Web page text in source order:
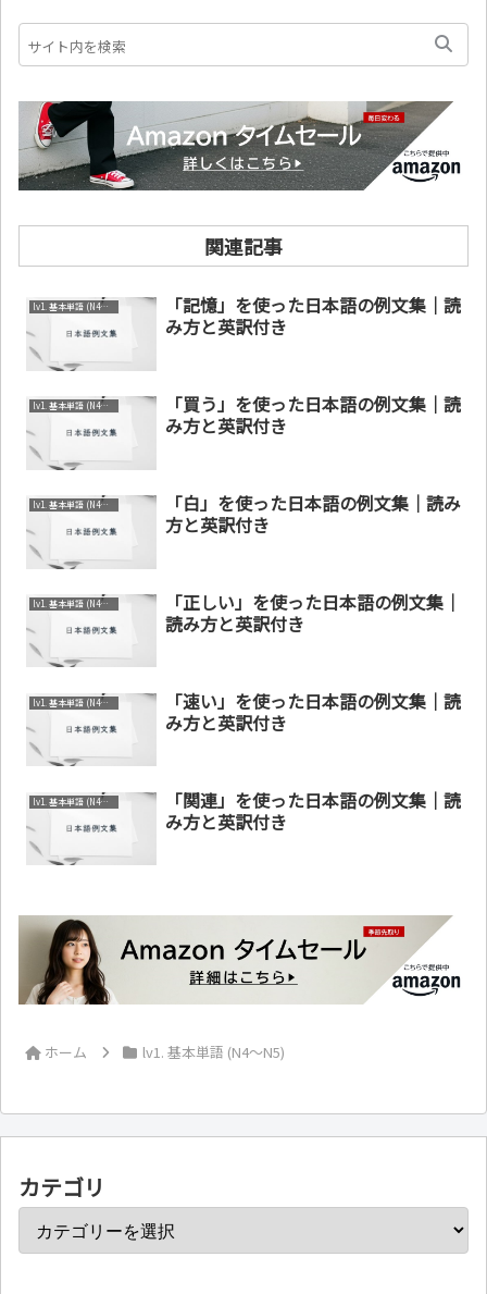
関連記事
lv1. 基本単語 (N4～N5)
「記憶」を使った日本語の例文集｜読
み方と英訳付き
lv1. 基本単語 (N4～N5)
「買う」を使った日本語の例文集｜読
み方と英訳付き
lv1. 基本単語 (N4～N5)
「白」を使った日本語の例文集｜読み
方と英訳付き
lv1. 基本単語 (N4～N5)
「正しい」を使った日本語の例文集｜
読み方と英訳付き
lv1. 基本単語 (N4～N5)
「速い」を使った日本語の例文集｜読
み方と英訳付き
lv1. 基本単語 (N4～N5)
「関連」を使った日本語の例文集｜読
み方と英訳付き
ホーム lv1. 基本単語 (N4～N5)
カテゴリ